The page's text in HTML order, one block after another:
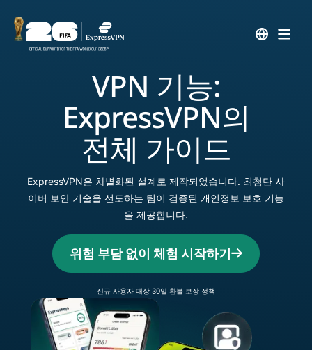
VPN 기능:
ExpressVPN의
전체 가이드
ExpressVPN은 차별화된 설계로 제작되었습니다. 최첨단 사
이버 보안 기술을 선도하는 팀이 검증된 개인정보 보호 기능
을 제공합니다.
위험 부담 없이 체험 시작하기
신규 사용자 대상 30일 환불 보장 정책